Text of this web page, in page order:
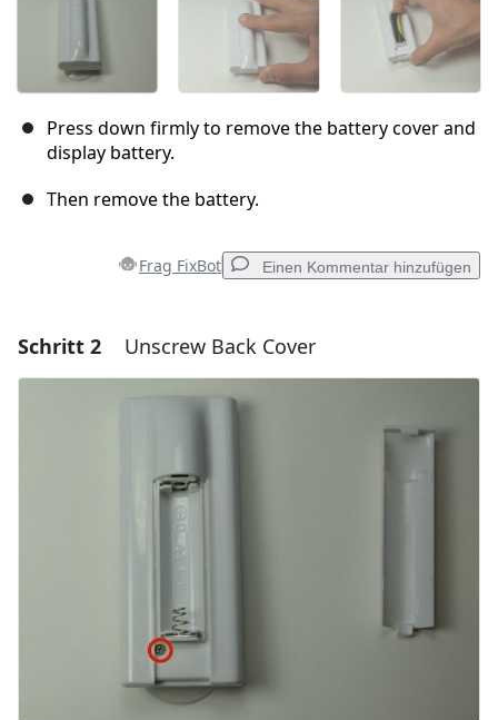
Press down firmly to remove the battery cover and
display battery.
Then remove the battery.
Frag FixBot Einen Kommentar hinzufügen
Einen Kommentar hinzufügen
Kommentar hinzufügen
Schritt 2 Unscrew Back Cover